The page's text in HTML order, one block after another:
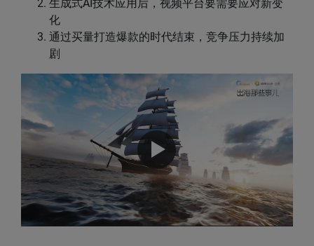
生成式AI技术应用后，视频平台要需要应对新变
化
通过买量打造爆款的时代结束，竞争压力持续加
剧